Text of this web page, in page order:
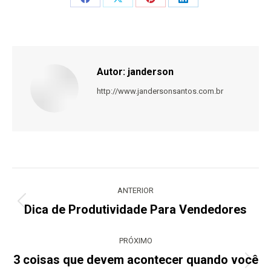
Share
Share
Share
Share
Autor: janderson
http://www.jandersonsantos.com.br
de
post:
ANTERIOR
Post
Dica de Produtividade Para Vendedores
PRÓXIMO
3 coisas que devem acontecer quando você